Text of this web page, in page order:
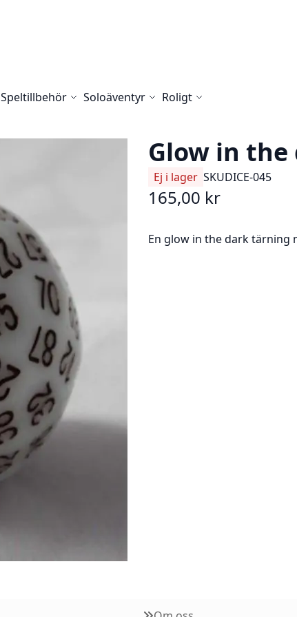
Speltillbehör Soloäventyr Roligt
Glow in the
Ej i lager SKUDICE-045
165,00 kr
En glow in the dark tärning